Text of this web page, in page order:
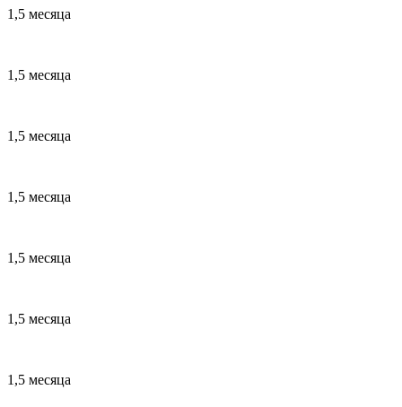
1,5 месяца
1,5 месяца
1,5 месяца
1,5 месяца
1,5 месяца
1,5 месяца
1,5 месяца